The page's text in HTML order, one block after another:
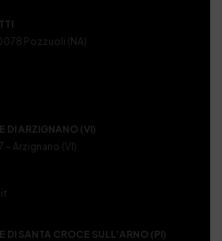
Pozzuoli (NA)
DI ARZIGNANO (VI)
– Arzignano (VI)
DI SANTA CROCE SULL’ARNO (PI)